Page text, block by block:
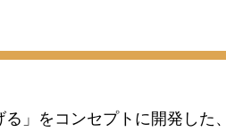
」をコンセプトに開発した